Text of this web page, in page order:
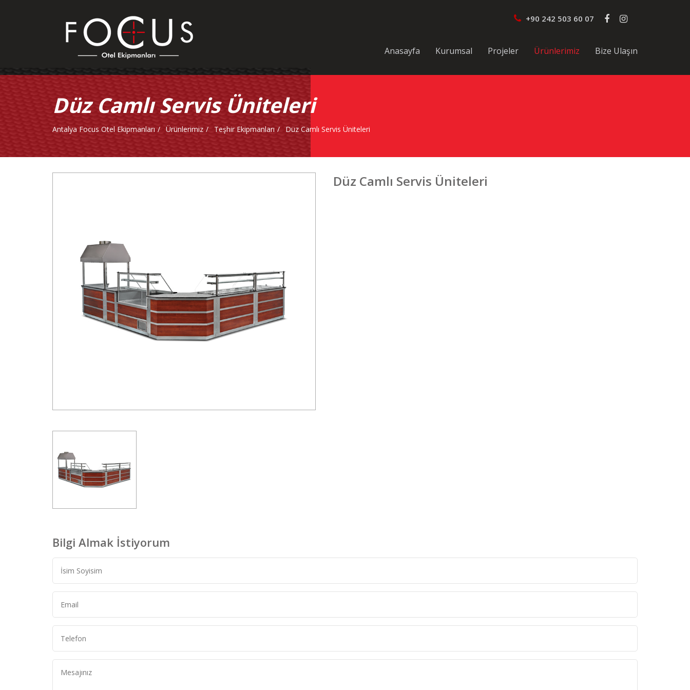
+90 242 503 60 07
Anasayfa Kurumsal Projeler Ürünlerimiz Bize Ulaşın
Düz Camlı Servis Üniteleri
Antalya Focus Otel Ekipmanları Ürünlerimiz Teşhir Ekipmanları Düz Camlı Servis Üniteleri
Düz Camlı Servis Üniteleri
Bilgi Almak İstiyorum